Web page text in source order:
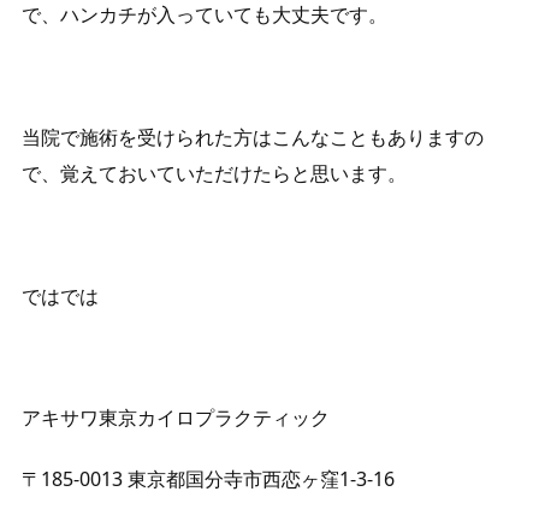
で、ハンカチが入っていても大丈夫です。
当院で施術を受けられた方はこんなこともありますの
で、覚えておいていただけたらと思います。
ではでは
アキサワ東京カイロプラクティック
〒185-0013 東京都国分寺市西恋ヶ窪1-3-16